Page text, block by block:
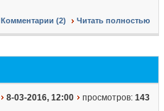
Комментарии (2) Читать полностью
8-03-2016, 12:00 просмотров: 143